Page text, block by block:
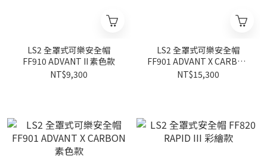
LS2 全罩式可樂安全帽
FF910 ADVANT II 素色款
NT$9,300
LS2 全罩式可樂安全帽
FF901 ADVANT X CARBON
彩繪款
NT$15,300